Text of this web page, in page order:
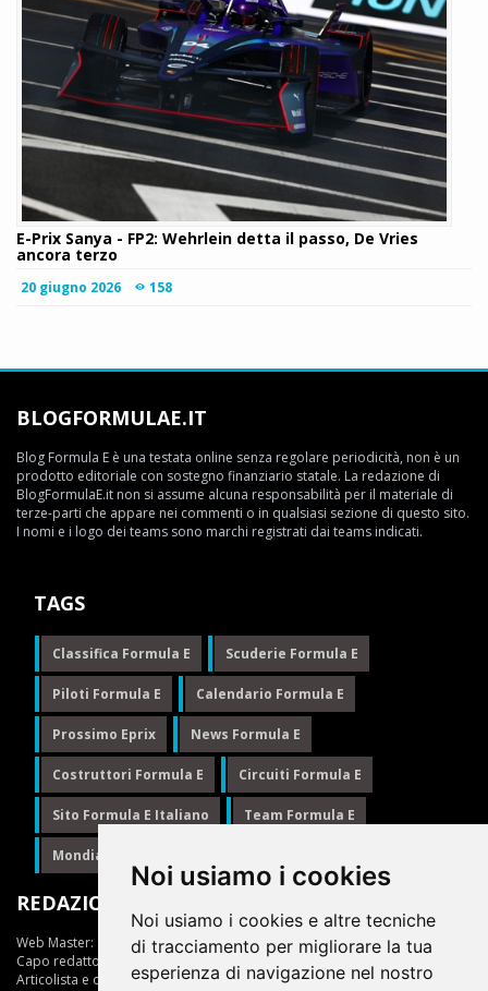
Noi usiamo i cookies
Noi usiamo i cookies e altre tecniche
di tracciamento per migliorare la tua
esperienza di navigazione nel nostro
E-Prix Sanya - FP2: Wehrlein detta il passo, De Vries
ancora terzo
20 giugno 2026 158
BLOGFORMULAE.IT
Blog Formula E è una testata online senza regolare periodicità, non è un
prodotto editoriale con sostegno finanziario statale. La redazione di
BlogFormulaE.it non si assume alcuna responsabilità per il materiale di
terze-parti che appare nei commenti o in qualsiasi sezione di questo sito.
I nomi e i logo dei teams sono marchi registrati dai teams indicati.
TAGS
Classifica Formula E Scuderie Formula E
Piloti Formula E Calendario Formula E
Prossimo Eprix News Formula E
Costruttori Formula E Circuiti Formula E
Sito Formula E Italiano Team Formula E
Mondiale Formula E
REDAZIONE
Web Master:
Ing.Daniele Muscarella
Capo redattore:
Articolista e opinionista:Giuseppe Cianci